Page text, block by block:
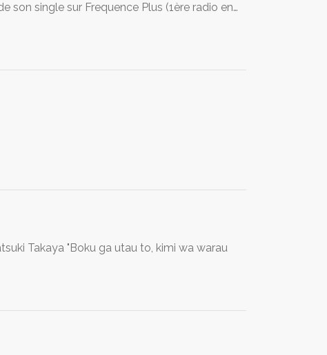
son single sur Frequence Plus (1ère radio en…
Takaya "Boku ga utau to, kimi wa warau